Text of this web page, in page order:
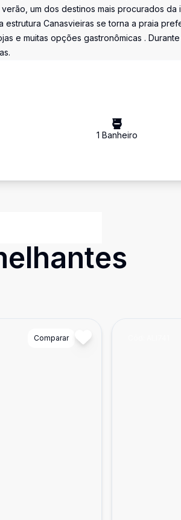
um dos destinos mais procurados
estrutura Canasvieiras se torna a praia
e muitas opções gastronômicas .
1 Banheiro
Comparar